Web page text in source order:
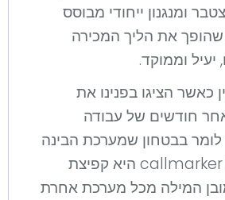
ומנגנון ייחודי מבוסס
את הליך המכירה
וממוקד.
כאשר הציגו בפנינו את
חודשים של עבודה
בבטחון שמערכת הבינה
המלאכותית של callmarker היא קפיצת
המילה מכל מערכת אחרת